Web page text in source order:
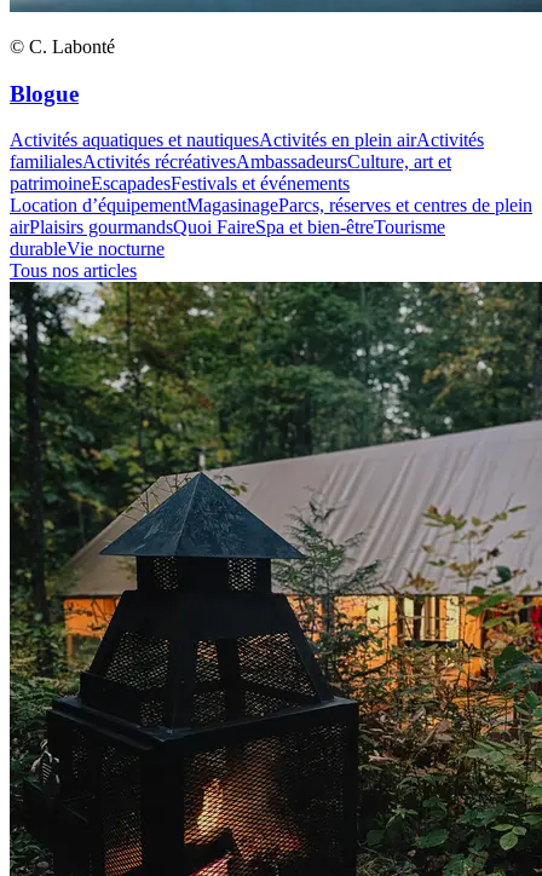
© C. Labonté
Blogue
Activités aquatiques et nautiquesActivités en plein airActivités
familialesActivités récréativesAmbassadeursCulture, art et
patrimoineEscapadesFestivals et événements
Location d’équipementMagasinageParcs, réserves et centres de plein
airPlaisirs gourmandsQuoi FaireSpa et bien-êtreTourisme
durableVie nocturne
Tous nos articles